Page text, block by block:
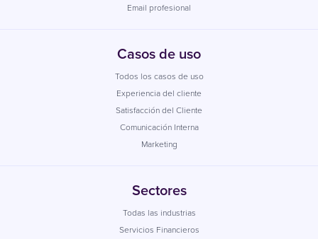
Email profesional
Casos de uso
Todos los casos de uso
Experiencia del cliente
Satisfacción del Cliente
Comunicación Interna
Marketing
Sectores
Todas las industrias
Servicios Financieros